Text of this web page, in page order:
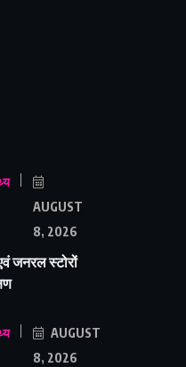
AUGUST
8, 2026
जनरल स्टोरों
AUGUST
8, 2026